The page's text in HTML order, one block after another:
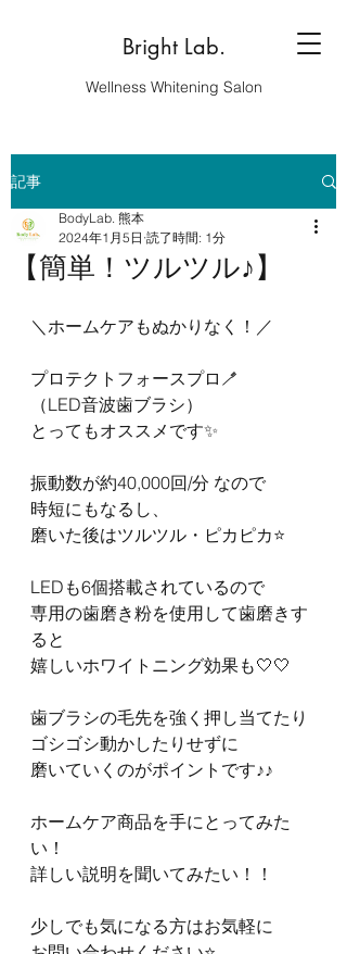
Bright Lab.
Wellness Whitening Salon
記事
【簡単！ツルツル♪】
BodyLab. 熊本
2024年1月5日 読了時間: 1分
＼ホームケアもぬかりなく！／
プロテクトフォースプロ🪥
（LED音波歯ブラシ）
とってもオススメです✨
振動数が約40,000回/分 なので
時短にもなるし、
磨いた後はツルツル・ピカピカ⭐️
LEDも6個搭載されているので
専用の歯磨き粉を使用して歯磨きす
ると
嬉しいホワイトニング効果も🤍🤍
歯ブラシの毛先を強く押し当てたり
ゴシゴシ動かしたりせずに
磨いていくのがポイントです♪♪
ホームケア商品を手にとってみた
い！
詳しい説明を聞いてみたい！！
少しでも気になる方はお気軽に